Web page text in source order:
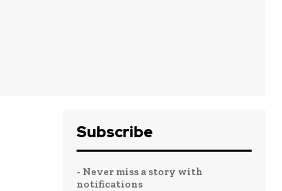
Subscribe
- Never miss a story with
notifications